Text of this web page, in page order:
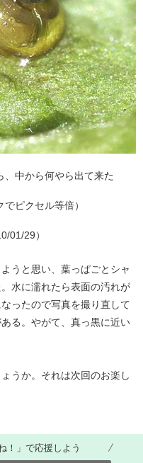
、中から何やら出て来た
でピクセル等倍）
01/29）
うと思い、葉っぱごとシャ
水に濡れたら表面の汚れが
ったので写真を撮り直して
る。やがて、真っ黒に近い
うか。それは次回のお楽し
！」で応援しよう